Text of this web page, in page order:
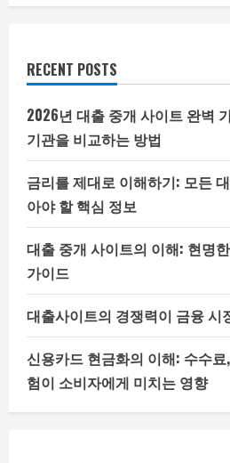
RECENT POSTS
2026년 대출 중개 사이트 완벽
기관을 비교하는 방법
금리를 제대로 이해하기: 모든
아야 할 핵심 정보
대출 중개 사이트의 이해: 현명
가이드
대출사이트의 경쟁력이 금융 시
신용카드 현금화의 이해: 수수
험이 소비자에게 미치는 영향